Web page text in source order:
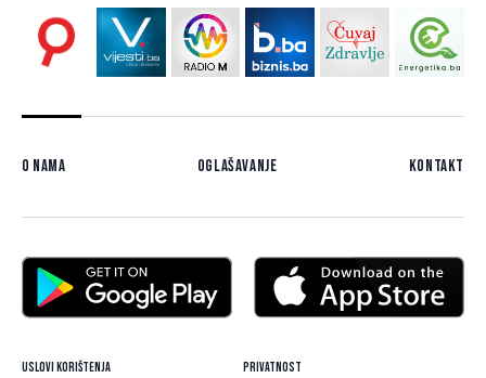
O nama Oglašavanje Kontakt
Uslovi korištenja Privatnost